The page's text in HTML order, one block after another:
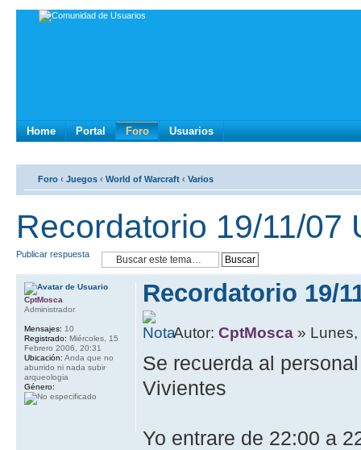
Home Portal Foro Usuarios
Foro ‹ Juegos ‹ World of Warcraft ‹ Varios
Recordatorio 19/11/07
Publicar respuesta
Recordatorio 19/
Autor:CptMosca »
Se recuerda al
Vivientes
Yo entrare de 22:00 a
CptMosca
Administrador
Mensajes: 10
Registrado: Miércoles, 15
Febrero 2006, 20:31
Ubicación: Anda que no
aburrido ni nada subir
arqueologia
Género: